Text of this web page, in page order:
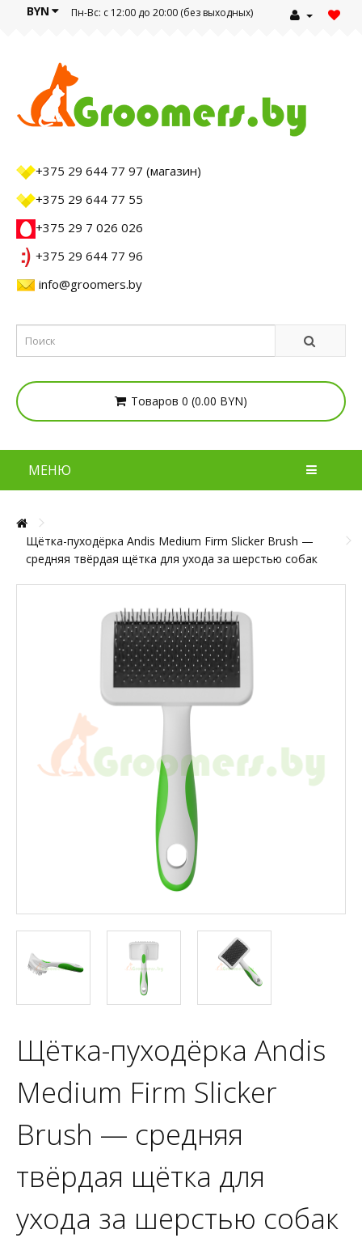
BYN Пн-Вс: с 12:00 до 20:00 (без выходных)
+375 29 644 77 97 (магазин)
+375 29 644 77 55
+375 29 7 026 026
+375 29 644 77 96
info@groomers.by
Товаров 0 (0.00 BYN)
МЕНЮ
Щётка-пуходёрка Andis Medium Firm Slicker Brush —
средняя твёрдая щётка для ухода за шерстью собак
Щётка-пуходёрка Andis
Medium Firm Slicker
Brush — средняя
твёрдая щётка для
ухода за шерстью собак